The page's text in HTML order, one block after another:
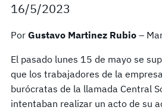
16/5/2023
Por Gustavo Martinez Rubio –
El pasado lunes 15 de mayo se
que los trabajadores de la
burócratas de la llamada Central
intentaban realizar un acto de su